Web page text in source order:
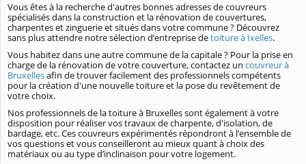
Vous êtes à la recherche d'autres bonnes adresses de couvreurs
spécialisés dans la construction et la rénovation de couvertures,
charpentes et zinguerie et situés dans votre commune ? Découvrez
sans plus attendre notre sélection d’entreprise detoiture à Ixelles.
Vous habitez dans une autre commune de la capitale ? Pour la prise en
charge de la rénovation de votre couverture, contactez un couvreur à
Bruxellesafin de trouver facilement des professionnels compétents
pour la création d'une nouvelle toiture et la pose du revêtement de
votre choix.
Nos professionnels de la toiture à Bruxelles sont également à votre
disposition pour réaliser vos travaux de charpente, d'isolation, de
bardage, etc. Ces couvreurs expérimentés répondront à l’ensemble de
vos questions et vous conseilleront au mieux quant à choix des
matériaux ou au type d’inclinaison pour votre logement.